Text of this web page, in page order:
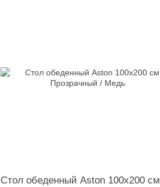
Стол обеденный Aston 100х200 см